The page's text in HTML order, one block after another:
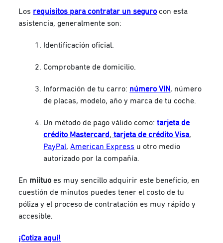
Los requisitos para contratar un seguro con esta
asistencia, generalmente son:
Identificación oficial.
Comprobante de domicilio.
Información de tu carro: número VIN, número
de placas, modelo, año y marca de tu coche.
Un método de pago válido como: tarjeta de
crédito Mastercard, tarjeta de crédito Visa,
PayPal,American Express u otro medio
autorizado por la compañía.
En miituo es muy sencillo adquirir este beneficio, en
cuestión de minutos puedes tener el costo de tu
póliza y el proceso de contratación es muy rápido y
accesible.
¡Cotiza aquí!